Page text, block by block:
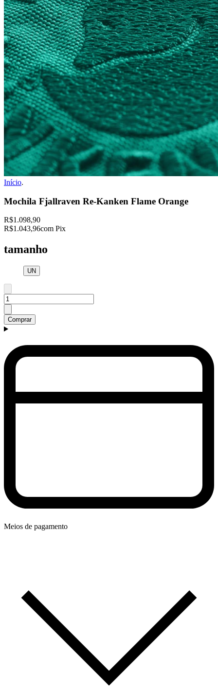
Início.
Mochila Fjallraven Re-Kanken Flame Orange
R$1.098,90
R$1.043,96com Pix
tamanho
UN
Comprar
Meios de pagamento